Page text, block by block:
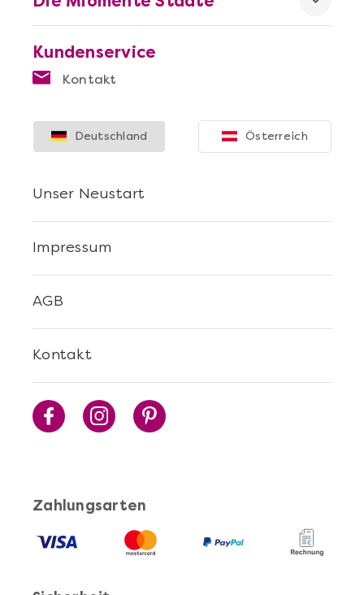
Kundenservice
Kontakt
Zahlungsarten
Kontakt
AGB
Impressum
Unser Neustart
Deutschland Österreich